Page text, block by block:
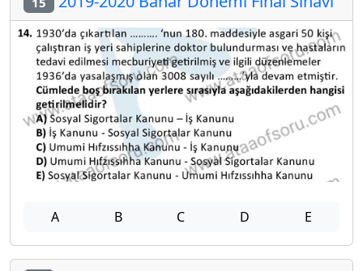
A B C D E